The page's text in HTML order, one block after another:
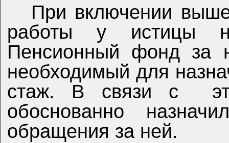
При включении
работы у истицы
Пенсионный фонд за
необходимый для
стаж. В связи с
обоснованно
обращения за ней.